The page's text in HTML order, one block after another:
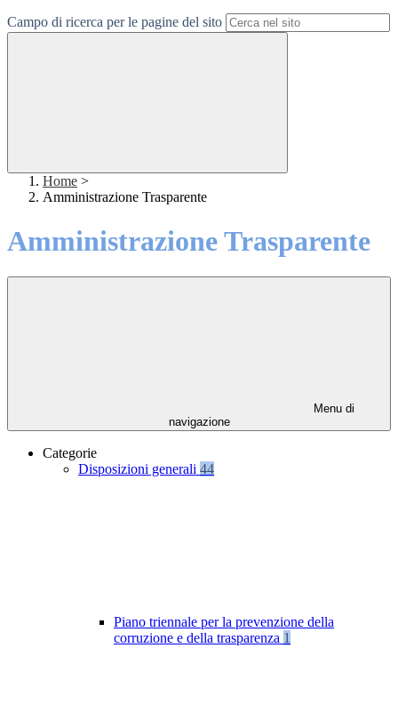
Campo di ricerca per le pagine del sito
Home >
Amministrazione Trasparente
Amministrazione Trasparente
Menu di
navigazione
Categorie
Disposizioni generali 44
Piano triennale per la prevenzione della
corruzione e della trasparenza 1